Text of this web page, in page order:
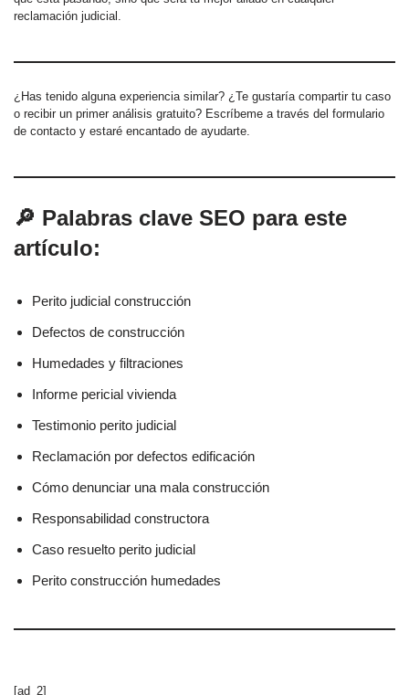
reclamación judicial.
¿Has tenido alguna experiencia similar? ¿Te gustaría compartir tu caso
o recibir un primer análisis gratuito? Escríbeme a través del formulario
de contacto y estaré encantado de ayudarte.
🔎 Palabras clave SEO para este
artículo:
Perito judicial construcción
Defectos de construcción
Humedades y filtraciones
Informe pericial vivienda
Testimonio perito judicial
Reclamación por defectos edificación
Cómo denunciar una mala construcción
Responsabilidad constructora
Caso resuelto perito judicial
Perito construcción humedades
[ad_2]